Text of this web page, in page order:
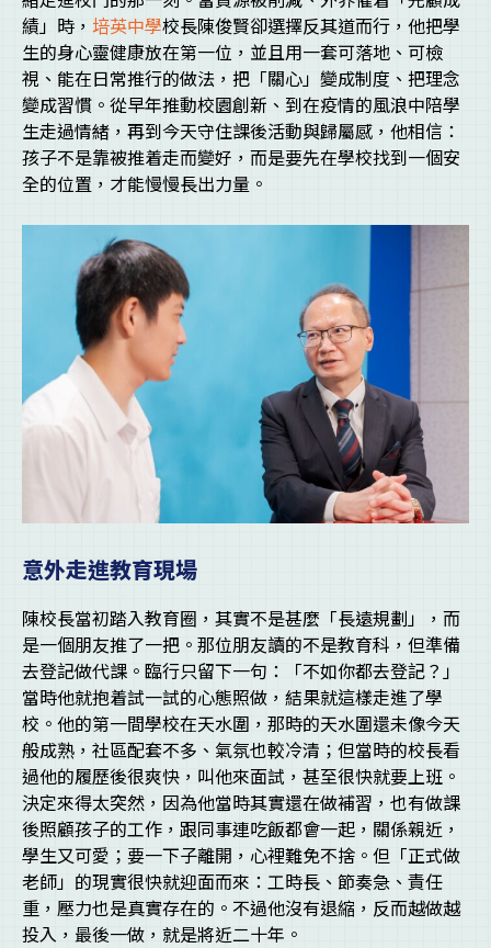
績」時， 培英中學校長陳俊賢卻選擇反其道而行，他把學
生的身心靈健康放在第一位，並且用一套可落地、可檢
視、能在日常推行的做法，把「關心」變成制度、把理念
變成習慣。從早年推動校園創新、到在疫情的風浪中陪學
生走過情緒，再到今天守住課後活動與歸屬感，他相信：
孩子不是靠被推着走而變好，而是要先在學校找到一個安
全的位置，才能慢慢長出力量。
意外走進教育現場
陳校長當初踏入教育圈，其實不是甚麼「長遠規劃」，而
是一個朋友推了一把。那位朋友讀的不是教育科，但準備
去登記做代課。臨行只留下一句：「不如你都去登記？」
當時他就抱着試一試的心態照做，結果就這樣走進了學
校。他的第一間學校在天水圍，那時的天水圍還未像今天
般成熟，社區配套不多、氣氛也較冷清；但當時的校長看
過他的履歷後很爽快，叫他來面試，甚至很快就要上班。
決定來得太突然，因為他當時其實還在做補習，也有做課
後照顧孩子的工作，跟同事連吃飯都會一起，關係親近，
學生又可愛；要一下子離開，心裡難免不捨。但「正式做
老師」的現實很快就迎面而來：工時長、節奏急、責任
重，壓力也是真實存在的。不過他沒有退縮，反而越做越
投入，最後一做，就是將近二十年。